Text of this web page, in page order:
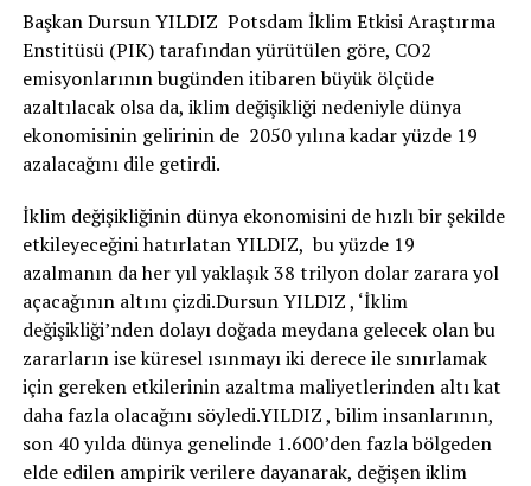
Başkan Dursun YILDIZ Potsdam İklim Etkisi Araştırma
Enstitüsü (PIK) tarafından yürütülen göre, CO2
emisyonlarının bugünden itibaren büyük ölçüde
azaltılacak olsa da, iklim değişikliği nedeniyle dünya
ekonomisinin gelirinin de 2050 yılına kadar yüzde 19
azalacağını dile getirdi.
İklim değişikliğinin dünya ekonomisini de hızlı bir şekilde
etkileyeceğini hatırlatan YILDIZ, bu yüzde 19
azalmanın da her yıl yaklaşık 38 trilyon dolar zarara yol
açacağının altını çizdi.Dursun YILDIZ , ‘İklim
değişikliği’nden dolayı doğada meydana gelecek olan bu
zararların ise küresel ısınmayı iki derece ile sınırlamak
için gereken etkilerinin azaltma maliyetlerinden altı kat
daha fazla olacağını söyledi.YILDIZ , bilim insanlarının,
son 40 yılda dünya genelinde 1.600’den fazla bölgeden
elde edilen ampirik verilere dayanarak, değişen iklim